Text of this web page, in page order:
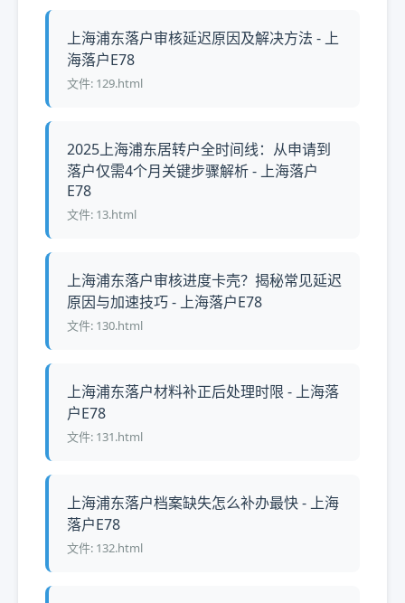
上海浦东落户审核延迟原因及解决方法 - 上
海落户E78
文件: 129.html
2025上海浦东居转户全时间线：从申请到
落户仅需4个月关键步骤解析 - 上海落户
E78
文件: 13.html
上海浦东落户审核进度卡壳？揭秘常见延迟
原因与加速技巧 - 上海落户E78
文件: 130.html
上海浦东落户材料补正后处理时限 - 上海落
户E78
文件: 131.html
上海浦东落户档案缺失怎么补办最快 - 上海
落户E78
文件: 132.html